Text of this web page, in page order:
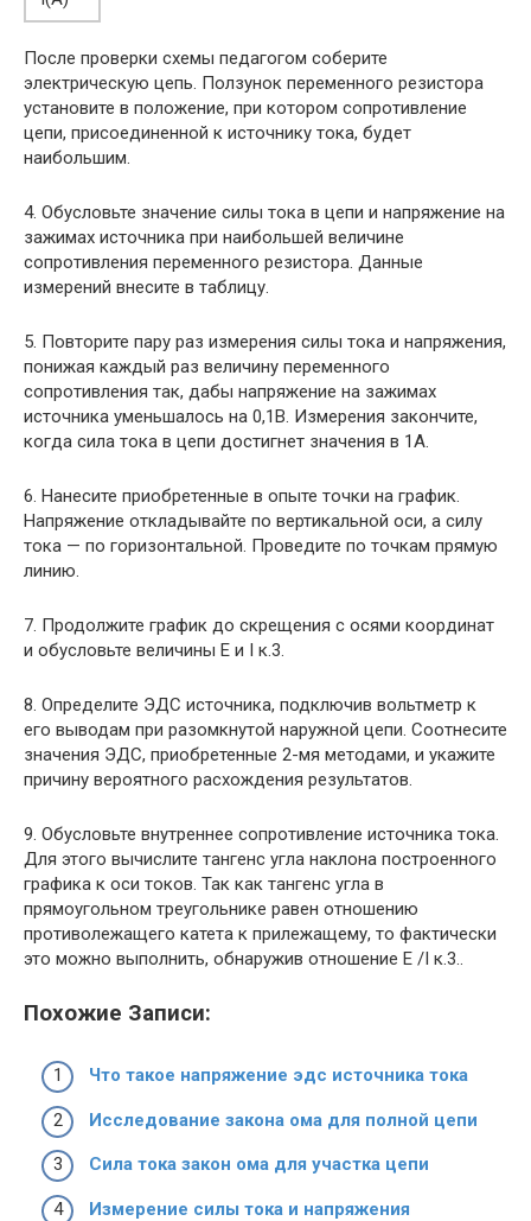
После проверки схемы педагогом соберите
электрическую цепь. Ползунок переменного резистора
установите в положение, при котором сопротивление
цепи, присоединенной к источ­нику тока, будет
наибольшим.
4. Обусловьте значение силы тока в цепи и напряжение на
зажимах источника при наибольшей величине
сопротивления переменного резистора. Данные
измерений внесите в таблицу.
5. Повторите пару раз измерения силы тока и напряжения,
понижая каждый раз величину переменного
сопротивления так, дабы напряжение на зажимах
источника уменьшалось на 0,1В. Измерения закончите,
когда сила тока в цепи достигнет значения в 1А.
6. Нанесите приобретенные в опыте точки на график.
Напряжение откладывайте по верти­кальной оси, а силу
тока — по горизонтальной. Проведите по точкам прямую
линию.
7. Продолжите график до скрещения с осями координат
и обусловьте величины Е и I к.3.
8. Определите ЭДС источника, подключив вольтметр к
его выводам при разомкнутой наружной це­пи. Соотнесите
значения ЭДС, приобретенные 2-мя методами, и укажите
причину вероятного расхождения результатов.
9. Обусловьте внутреннее сопротивление источника тока.
Для этого вычислите тангенс угла на­клона построенного
графика к оси токов. Так как тангенс угла в
прямоугольном треугольнике равен отношению
противолежащего катета к прилежащему, то фактически
это можно выполнить, обнаружив отношение Е /I к.3..
Похожие Записи:
Что такое напряжение эдс источника тока
Исследование закона ома для полной цепи
Сила тока закон ома для участка цепи
Измерение силы тока и напряжения